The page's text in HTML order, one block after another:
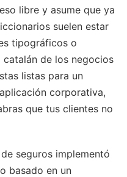
libre y asume que ya
suelen estar
tipográficos o
catalán de los negocios
listas para un
corporativa,
que tus clientes no
seguros implementó
basado en un